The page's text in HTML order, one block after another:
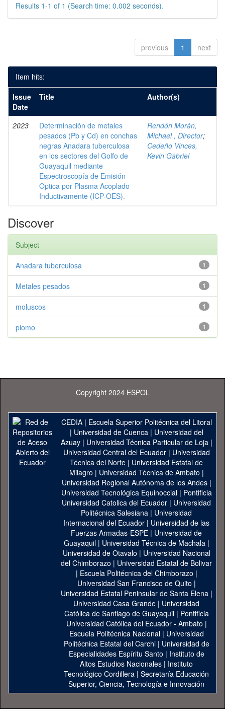
Results 1-1 of 1 (Search time: 0.002 seconds).
previous 1 next
Item hits:
Issue
Date
Title Author(s)
2023
Determinación de metales
pesados (Pb y Cd) en conchas
negras Anadara tuberculosa
en los sectores del Golfo de
Guayaquil mediante
Espectroscopía de Emisión
Optica por Plasma Acoplado
Inductivamente (ICP-OES).
Rendón Morán,
Michael , Director;
Cedeño Vinces,
Kevin Gabriel
Discover
Subject
1
Anadara tuberculosa
1
Metales pesados
1
moluscos
1
plomo
Copyright 2024 ESPOL
CEDIA| Escuela Superior Politécnica del Litoral
| Universidad de Cuenca| Universidad del
Azuay| Universidad Técnica Particular de Loja|
Universidad Central del Ecuador| Universidad
Técnica del Norte | Universidad Estatal de
Milagro | Universidad Técnica de Ambato |
Universidad Regional Autónoma de los Andes|
Universidad Tecnológica Equinoccial| Pontificia
Universidad Catolica del Ecuador | Universidad
Politécnica Salesiana | Universidad
Internacional del Ecuador | Universidad de las
Fuerzas Armadas-ESPE | Universidad de
Guayaquil| Universidad Técnica de Machala|
Universidad de Otavalo | Universidad Nacional
del Chimborazo | Universidad Estatal de Bolivar
| Escuela Politécnica del Chimborazo |
Universidad San Francisco de Quito |
Universidad Estatal Peninsular de Santa Elena|
Universidad Casa Grande | Universidad
Católica de Santiago de Guayaquil| Pontificia
Universidad Católica del Ecuador - Ambato |
Escuela Politécnica Nacional| Universidad
Politécnica Estatal del Carchi| Universidad de
Especialidades Espíritu Santo | Instituto de
Altos Estudios Nacionales | Instituto
Tecnológico Cordillera | Secretaría Educación
Superior, Ciencia, Tecnología e Innovación